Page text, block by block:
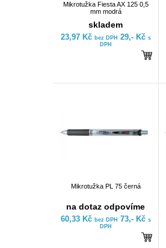
Mikrotužka Fiesta AX 125 0,5
mm modrá
skladem
23,97 Kč bez DPH 29,- Kč s
DPH
Mikrotužka PL 75 černá
na dotaz odpovíme
60,33 Kč bez DPH 73,- Kč s
DPH